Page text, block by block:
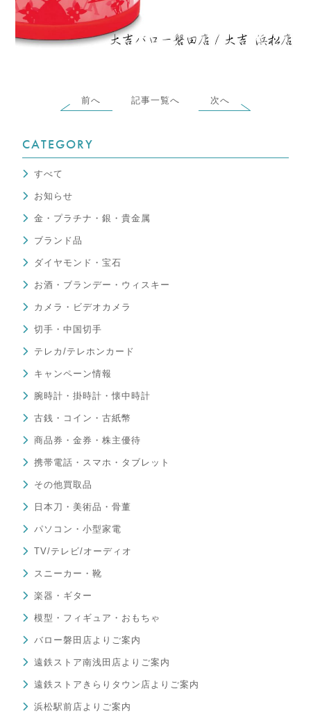
前へ 記事一覧へ 次へ
CATEGORY
すべて
お知らせ
金・プラチナ・銀・貴金属
ブランド品
ダイヤモンド・宝石
お酒・ブランデー・ウィスキー
カメラ・ビデオカメラ
切手・中国切手
テレカ/テレホンカード
キャンペーン情報
腕時計・掛時計・懐中時計
古銭・コイン・古紙幣
商品券・金券・株主優待
携帯電話・スマホ・タブレット
その他買取品
日本刀・美術品・骨董
パソコン・小型家電
TV/テレビ/オーディオ
スニーカー・靴
楽器・ギター
模型・フィギュア・おもちゃ
バロー磐田店よりご案内
遠鉄ストア南浅田店よりご案内
遠鉄ストアきらりタウン店よりご案内
浜松駅前店よりご案内